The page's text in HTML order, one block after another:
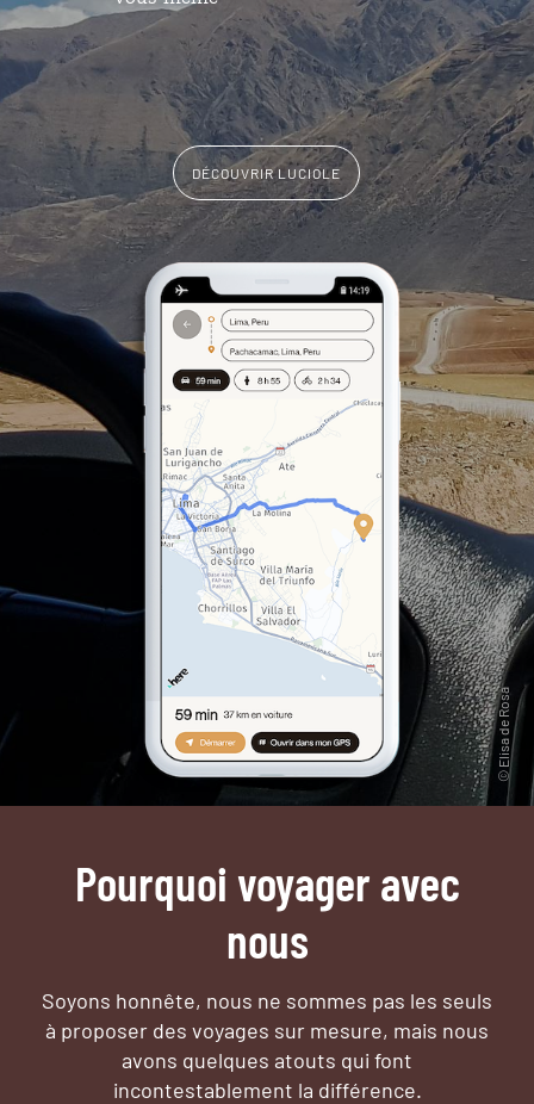
DÉCOUVRIR LUCIOLE
Pourquoi voyager avec
nous
Soyons honnête, nous ne sommes pas les seuls
à proposer des voyages sur mesure, mais nous
avons quelques atouts qui font
incontestablement la différence.